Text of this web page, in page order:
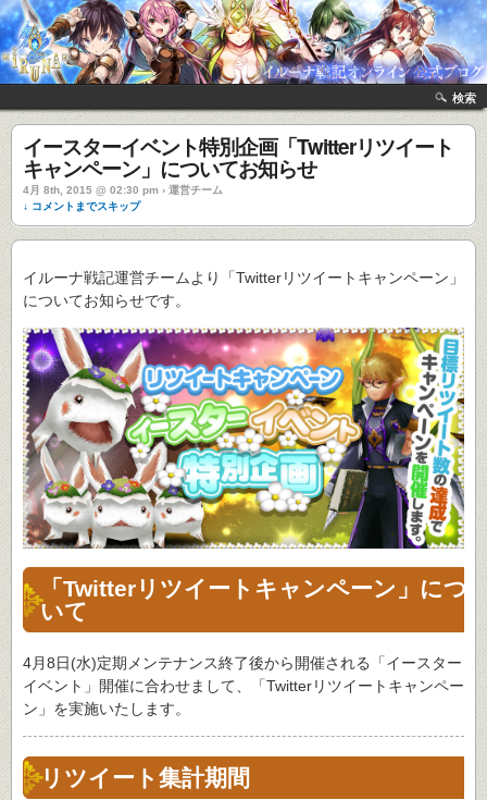
検索
イースターイベント特別企画「Twitterリツイート
キャンペーン」についてお知らせ
4月 8th, 2015 @ 02:30 pm › 運営チーム
↓ コメントまでスキップ
イルーナ戦記運営チームより「Twitterリツイートキャンペーン」
についてお知らせです。
「Twitterリツイートキャンペーン」につ
いて
4月8日(水)定期メンテナンス終了後から開催される「イースター
イベント」開催に合わせまして、「Twitterリツイートキャンペー
ン」を実施いたします。
リツイート集計期間